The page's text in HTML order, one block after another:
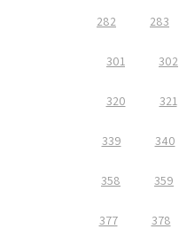
282 283
301 302
320 321
339 340
358 359
377 378